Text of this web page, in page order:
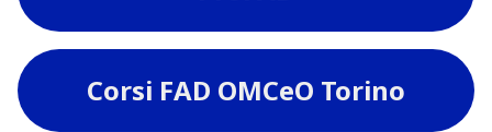
Corsi FAD OMCeO Torino